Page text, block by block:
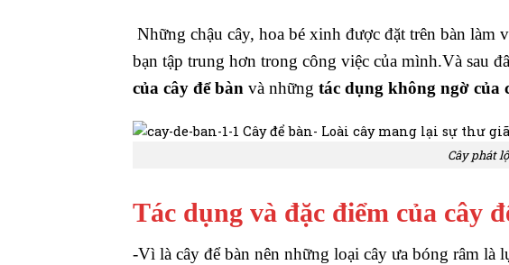
Những chậu cây, hoa bé xinh được đặt trên bàn làm
bạn tập trung hơn trong công việc của mình.Và sau
của cây để bàn và những tác dụng không ngờ của
Cây phát
Tác dụng và đặc điểm của cây
-Vì là cây để bàn nên những loại cây ưa bóng râm là